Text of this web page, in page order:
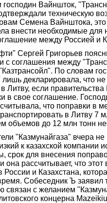
господин Вайншток,
техническую
Семена Вайнштока,
внести необходимые для
между Россией и
Сергей Григорьев
с соглашения между
По словам
декларировала, что не
Литву, если
в свое соглашение.
что поправки в
в Литву 7
объемов до 12 млн тонн
"Казмунайгаза" вчера
к казахской компании
срок для внесения
рассчитывает, что этот
России и Казахстана,
Собеседник Ъ заявил
связан с желанием
концерна